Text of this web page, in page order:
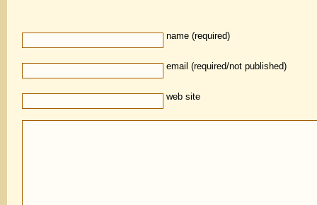
name (required)
email (required/not published)
web site